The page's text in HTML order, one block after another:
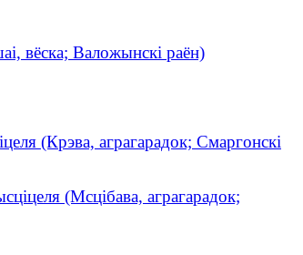
вёска; Валожынскі раён)
(Крэва, аграгарадок; Смаргонскі
(Мсцібава, аграгарадок;